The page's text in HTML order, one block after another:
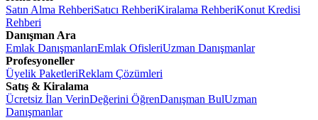
Satın Alma RehberiSatıcı RehberiKiralama RehberiKonut Kredisi
Rehberi
Danışman Ara
Emlak DanışmanlarıEmlak OfisleriUzman Danışmanlar
Profesyoneller
Üyelik PaketleriReklam Çözümleri
Satış & Kiralama
Ücretsiz İlan VerinDeğerini ÖğrenDanışman BulUzman
Danışmanlar